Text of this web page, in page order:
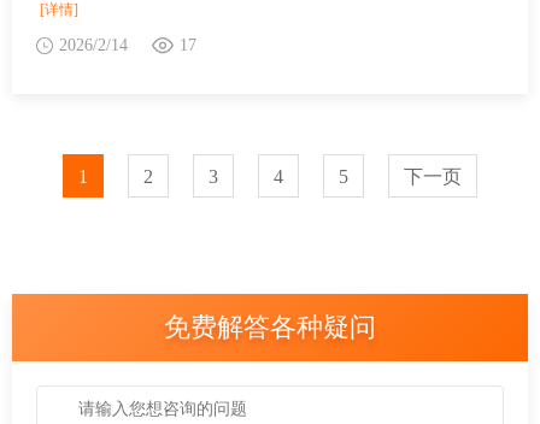
[详情]
2026/2/14 17
1 2 3 4 5 下一页
免费解答各种疑问